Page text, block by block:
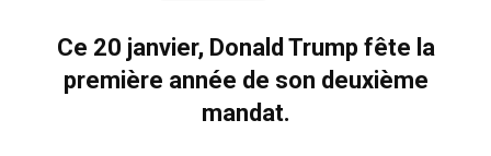
Ce 20 janvier, Donald Trump fête la
première année de son deuxième
mandat.